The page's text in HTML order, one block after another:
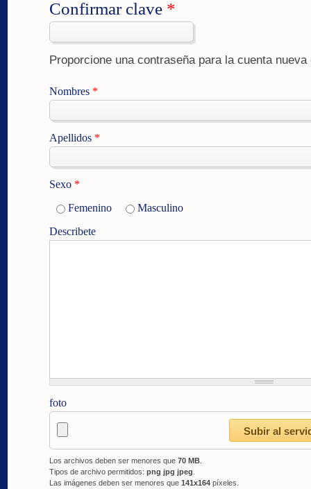
Confirmar clave *
Proporcione una contraseña para la cuenta
Nombres *
Apellidos *
Sexo *
Femenino Masculino
Describete
foto
Los archivos deben ser menores que 70 MB.
Tipos de archivo permitidos: png jpg jpeg
Las imágenes deben ser menores que 141x164píxeles.